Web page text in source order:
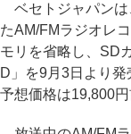
ベセトジャパンは
たAM/FMラジオレ
モリを省略し、SD
D」を9月3日より
予想価格は19,800円